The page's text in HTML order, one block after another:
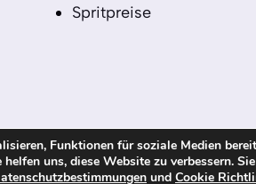
Spritpreise
vorbehalten
Funktionen für soziale Medien
uns, diese Website zu verbessern.
und Cookie